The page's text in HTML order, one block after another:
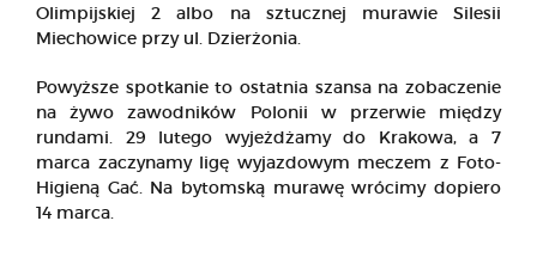
Olimpijskiej 2 albo na sztucznej murawie Silesii
Miechowice przy ul. Dzierżonia.
Powyższe spotkanie to ostatnia szansa na zobaczenie
na żywo zawodników Polonii w przerwie między
rundami. 29 lutego wyjeżdżamy do Krakowa, a 7
marca zaczynamy ligę wyjazdowym meczem z Foto-
Higieną Gać. Na bytomską murawę wrócimy dopiero
14 marca.